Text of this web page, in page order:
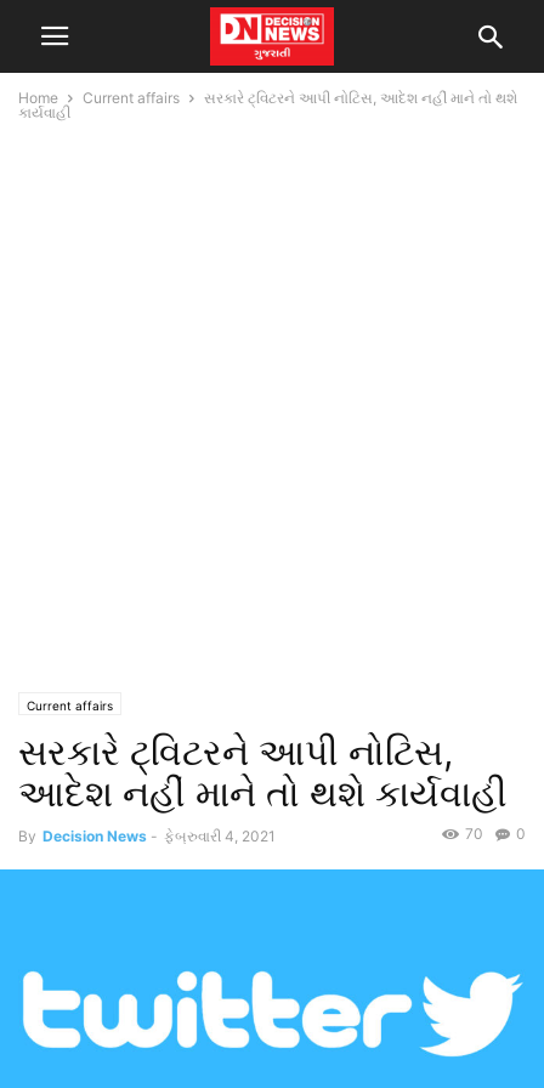
Home Current affairs
સરકારે ટ્વિટરને આપી નોટિસ, આદેશ નહીં માને તો થશે
કાર્યવાહી
Current affairs
સરકારે ટ્વિટરને આપી નોટિસ,
આદેશ નહીં માને તો થશે કાર્યવાહી
By Decision News - ફેબ્રુવારી 4, 2021 0
70